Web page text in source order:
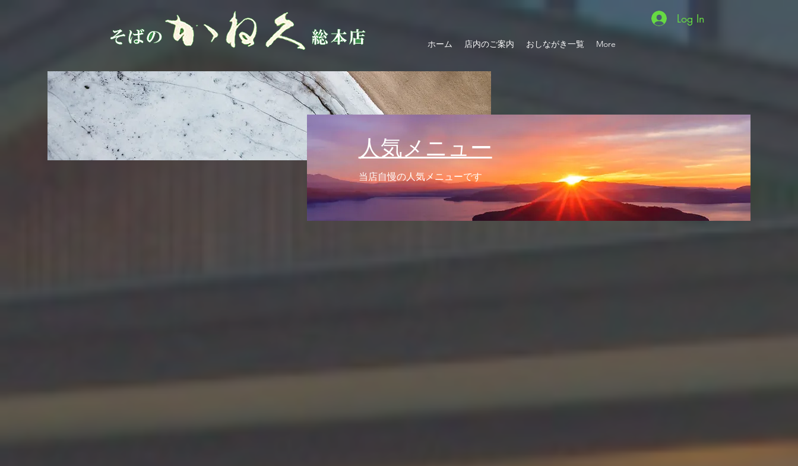
Log In
ホーム 店内のご案内 おしながき一覧 More
人気メニュー
当店自慢の人気メニューです